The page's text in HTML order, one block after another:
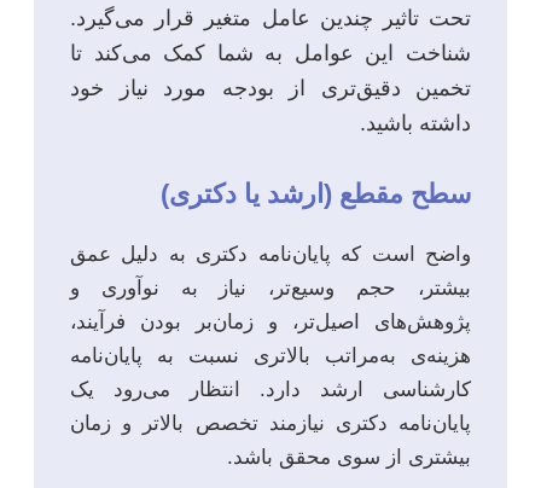
تحت تاثیر چندین عامل متغیر قرار می‌گیرد.
شناخت این عوامل به شما کمک می‌کند تا
تخمین دقیق‌تری از بودجه مورد نیاز خود
داشته باشید.
سطح مقطع (ارشد یا دکتری)
واضح است که پایان‌نامه دکتری به دلیل عمق
بیشتر، حجم وسیع‌تر، نیاز به نوآوری و
پژوهش‌های اصیل‌تر، و زمان‌بر بودن فرآیند،
هزینه‌ی به‌مراتب بالاتری نسبت به پایان‌نامه
کارشناسی ارشد دارد. انتظار می‌رود یک
پایان‌نامه دکتری نیازمند تخصص بالاتر و زمان
بیشتری از سوی محقق باشد.